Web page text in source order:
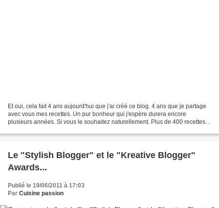
Et oui, cela fait 4 ans aujourd'hui que j'ai créé ce blog. 4 ans que je partage
avec vous mes recettes. Un pur bonheur qui j'espère durera encore
plusieurs années. Si vous le souhaitez naturellement. Plus de 400 recettes,
Le "Stylish Blogger" et le "Kreative Blogger"
Awards...
Publié le 19/06/2011 à 17:03
Par Cuisine passion